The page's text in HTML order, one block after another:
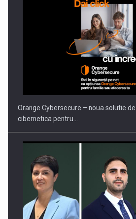
PUTTING ROMANIAN CORPORATE
INTERNATIONAL BUSINESS SCENE
Orange Cybersecure – noua solutie
cibernetica pentru…